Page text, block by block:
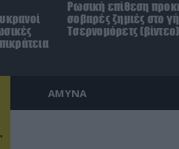
Ρωσική επίθεση
σοβαρές ζημιές στο
Τσερνομόρετς (βίντεο)
ΑΜΥΝΑ